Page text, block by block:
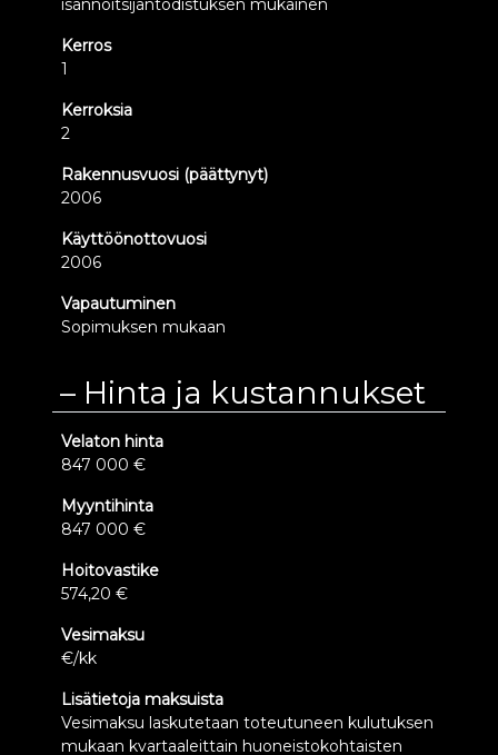
isännöitsijäntodistuksen mukainen
Kerros
1
Kerroksia
2
Rakennusvuosi (päättynyt)
2006
Käyttöönottovuosi
2006
Vapautuminen
Sopimuksen mukaan
Hinta ja kustannukset
Velaton hinta
847 000 €
Myyntihinta
847 000 €
Hoitovastike
574,20 €
Vesimaksu
€/kk
Lisätietoja maksuista
Vesimaksu laskutetaan toteutuneen kulutuksen
mukaan kvartaaleittain huoneistokohtaisten